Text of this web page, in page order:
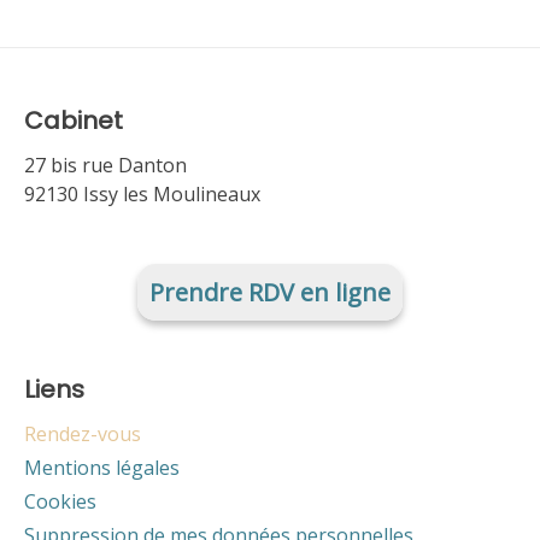
Cabinet
27 bis rue Danton
92130 Issy les Moulineaux
Prendre RDV en ligne
Liens
Rendez-vous
Mentions légales
Cookies